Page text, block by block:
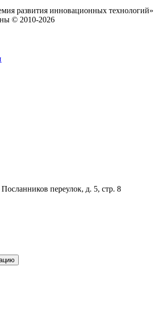
развития инновационных технологий»
© 2010-2026
переулок, д. 5, стр. 8